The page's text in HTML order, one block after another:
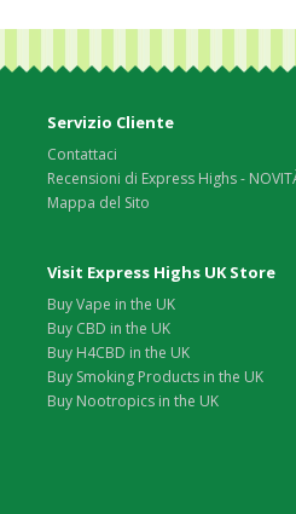
Servizio Cliente
Contattaci
Recensioni di Express Highs -
Mappa del Sito
Visit Express Highs UK Store
Buy Vape in the UK
Buy CBD in the UK
Buy H4CBD in the UK
Buy Smoking Products in the UK
Buy Nootropics in the UK